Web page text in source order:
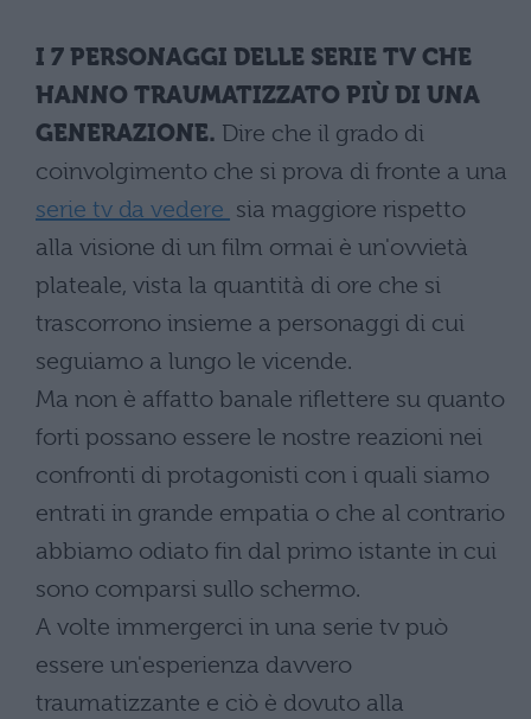
I 7 PERSONAGGI DELLE SERIE TV CHE
HANNO TRAUMATIZZATO PIÙ DI UNA
GENERAZIONE. Dire che il grado di
coinvolgimento che si prova di fronte a una
serie tv da vedere sia maggiore rispetto
alla visione di un film ormai è un'ovvietà
plateale, vista la quantità di ore che si
trascorrono insieme a personaggi di cui
seguiamo a lungo le vicende.
Ma non è affatto banale riflettere su quanto
forti possano essere le nostre reazioni nei
confronti di protagonisti con i quali siamo
entrati in grande empatia o che al contrario
abbiamo odiato fin dal primo istante in cui
sono comparsi sullo schermo.
A volte immergerci in una serie tv può
essere un'esperienza davvero
traumatizzante e ciò è dovuto alla